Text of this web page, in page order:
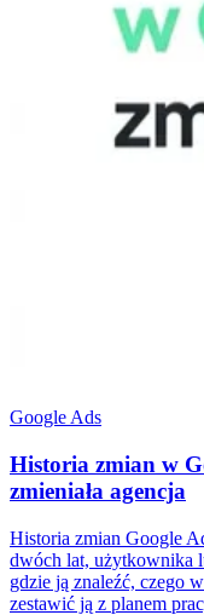
Google Ads
Historia zmian w
zmieniała agencja
Historia zmian Google
dwóch lat, użytkownika
gdzie ją znaleźć, czego
zestawić ją z planem